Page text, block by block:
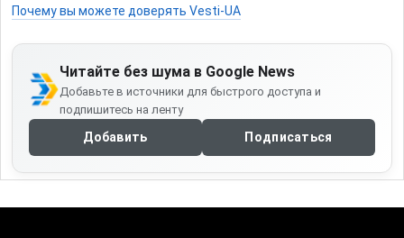
Почему вы можете доверять Vesti-UA
Читайте без шума в Google News
Добавьте в источники для быстрого доступа и
подпишитесь на ленту
Добавить Подписаться